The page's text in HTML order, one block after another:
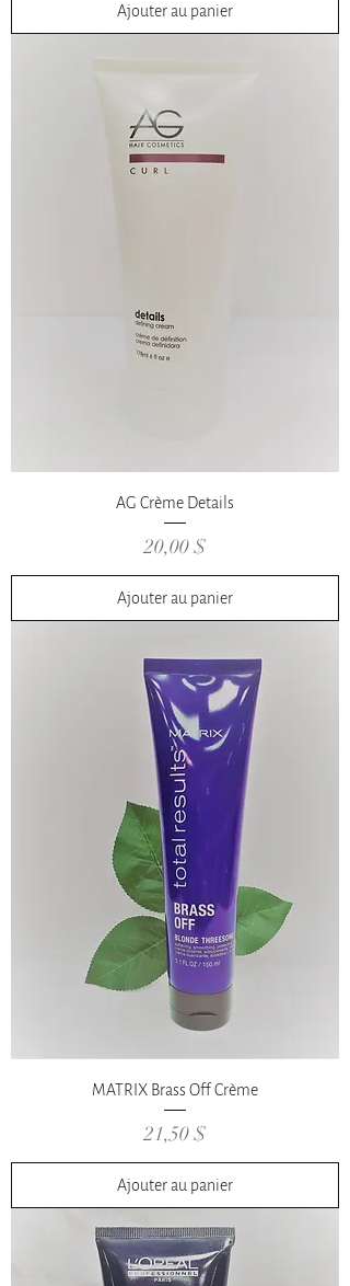
Ajouter au panier
AG Crème Details
Prix
20,00 $
Ajouter au panier
MATRIX Brass Off Crème
Prix
21,50 $
Ajouter au panier